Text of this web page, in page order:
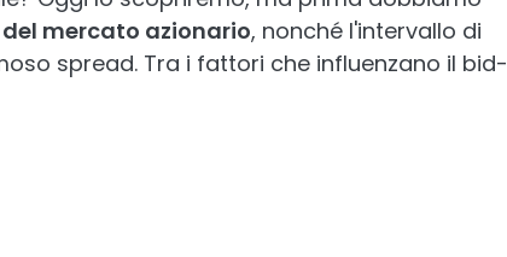
mercato azionario, nonché l'intervallo di
spread. Tra i fattori che influenzano il bid-